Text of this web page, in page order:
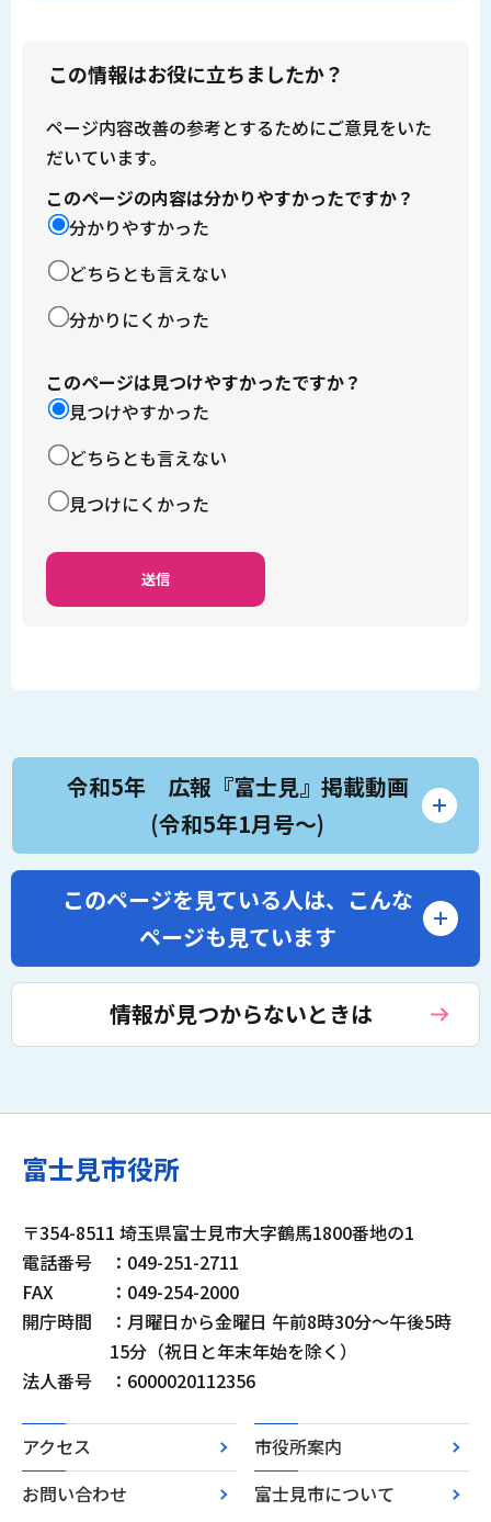
この情報はお役に立ちましたか？
ページ内容改善の参考とするためにご意見をいた
だいています。
このページの内容は分かりやすかったですか？
分かりやすかった
どちらとも言えない
分かりにくかった
このページは見つけやすかったですか？
見つけやすかった
どちらとも言えない
見つけにくかった
令和5年 広報『富士見』掲載動画
(令和5年1月号～)
このページを見ている人は、 こんな
ページも見ています
情報が見つからないときは
富士見市役所
〒354-8511 埼玉県富士見市大字鶴馬1800番地の1
電話番号
：049-251-2711
FAX
：049-254-2000
開庁時間
：月曜日から金曜日 午前8時30分～午後5時
15分（祝日と年末年始を除く）
法人番号
：6000020112356
アクセス
市役所案内
お問い合わせ
富士見市について